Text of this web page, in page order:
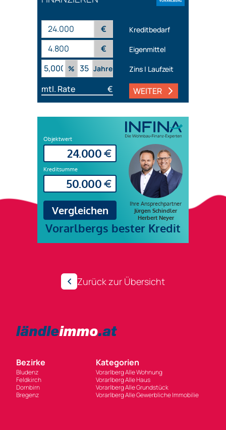
€ Kreditbedarf
€
Eigenmittel
%
Jahre Zins | Laufzeit
mtl. Rate € WEITER
Zurück zur Übersicht
Bezirke
Bludenz
Feldkirch
Dornbirn
Bregenz
Kategorien
Vorarlberg Alle Wohnung
Vorarlberg Alle Haus
Vorarlberg Alle Grundstück
Vorarlberg Alle Gewerbliche Immobilie